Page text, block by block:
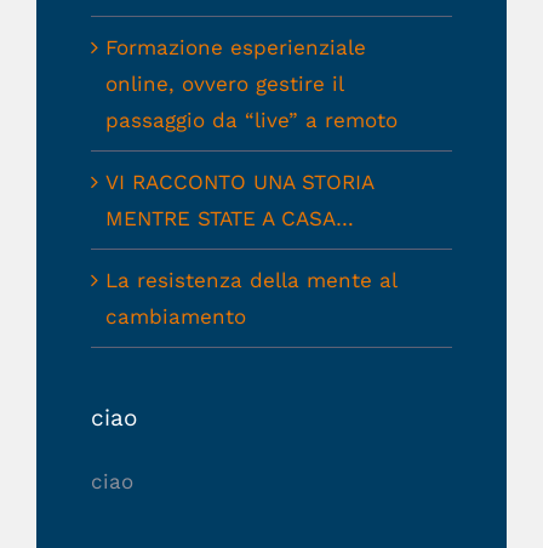
Formazione esperienziale
online, ovvero gestire il
passaggio da “live” a remoto
VI RACCONTO UNA STORIA
MENTRE STATE A CASA…
La resistenza della mente al
cambiamento
ciao
ciao